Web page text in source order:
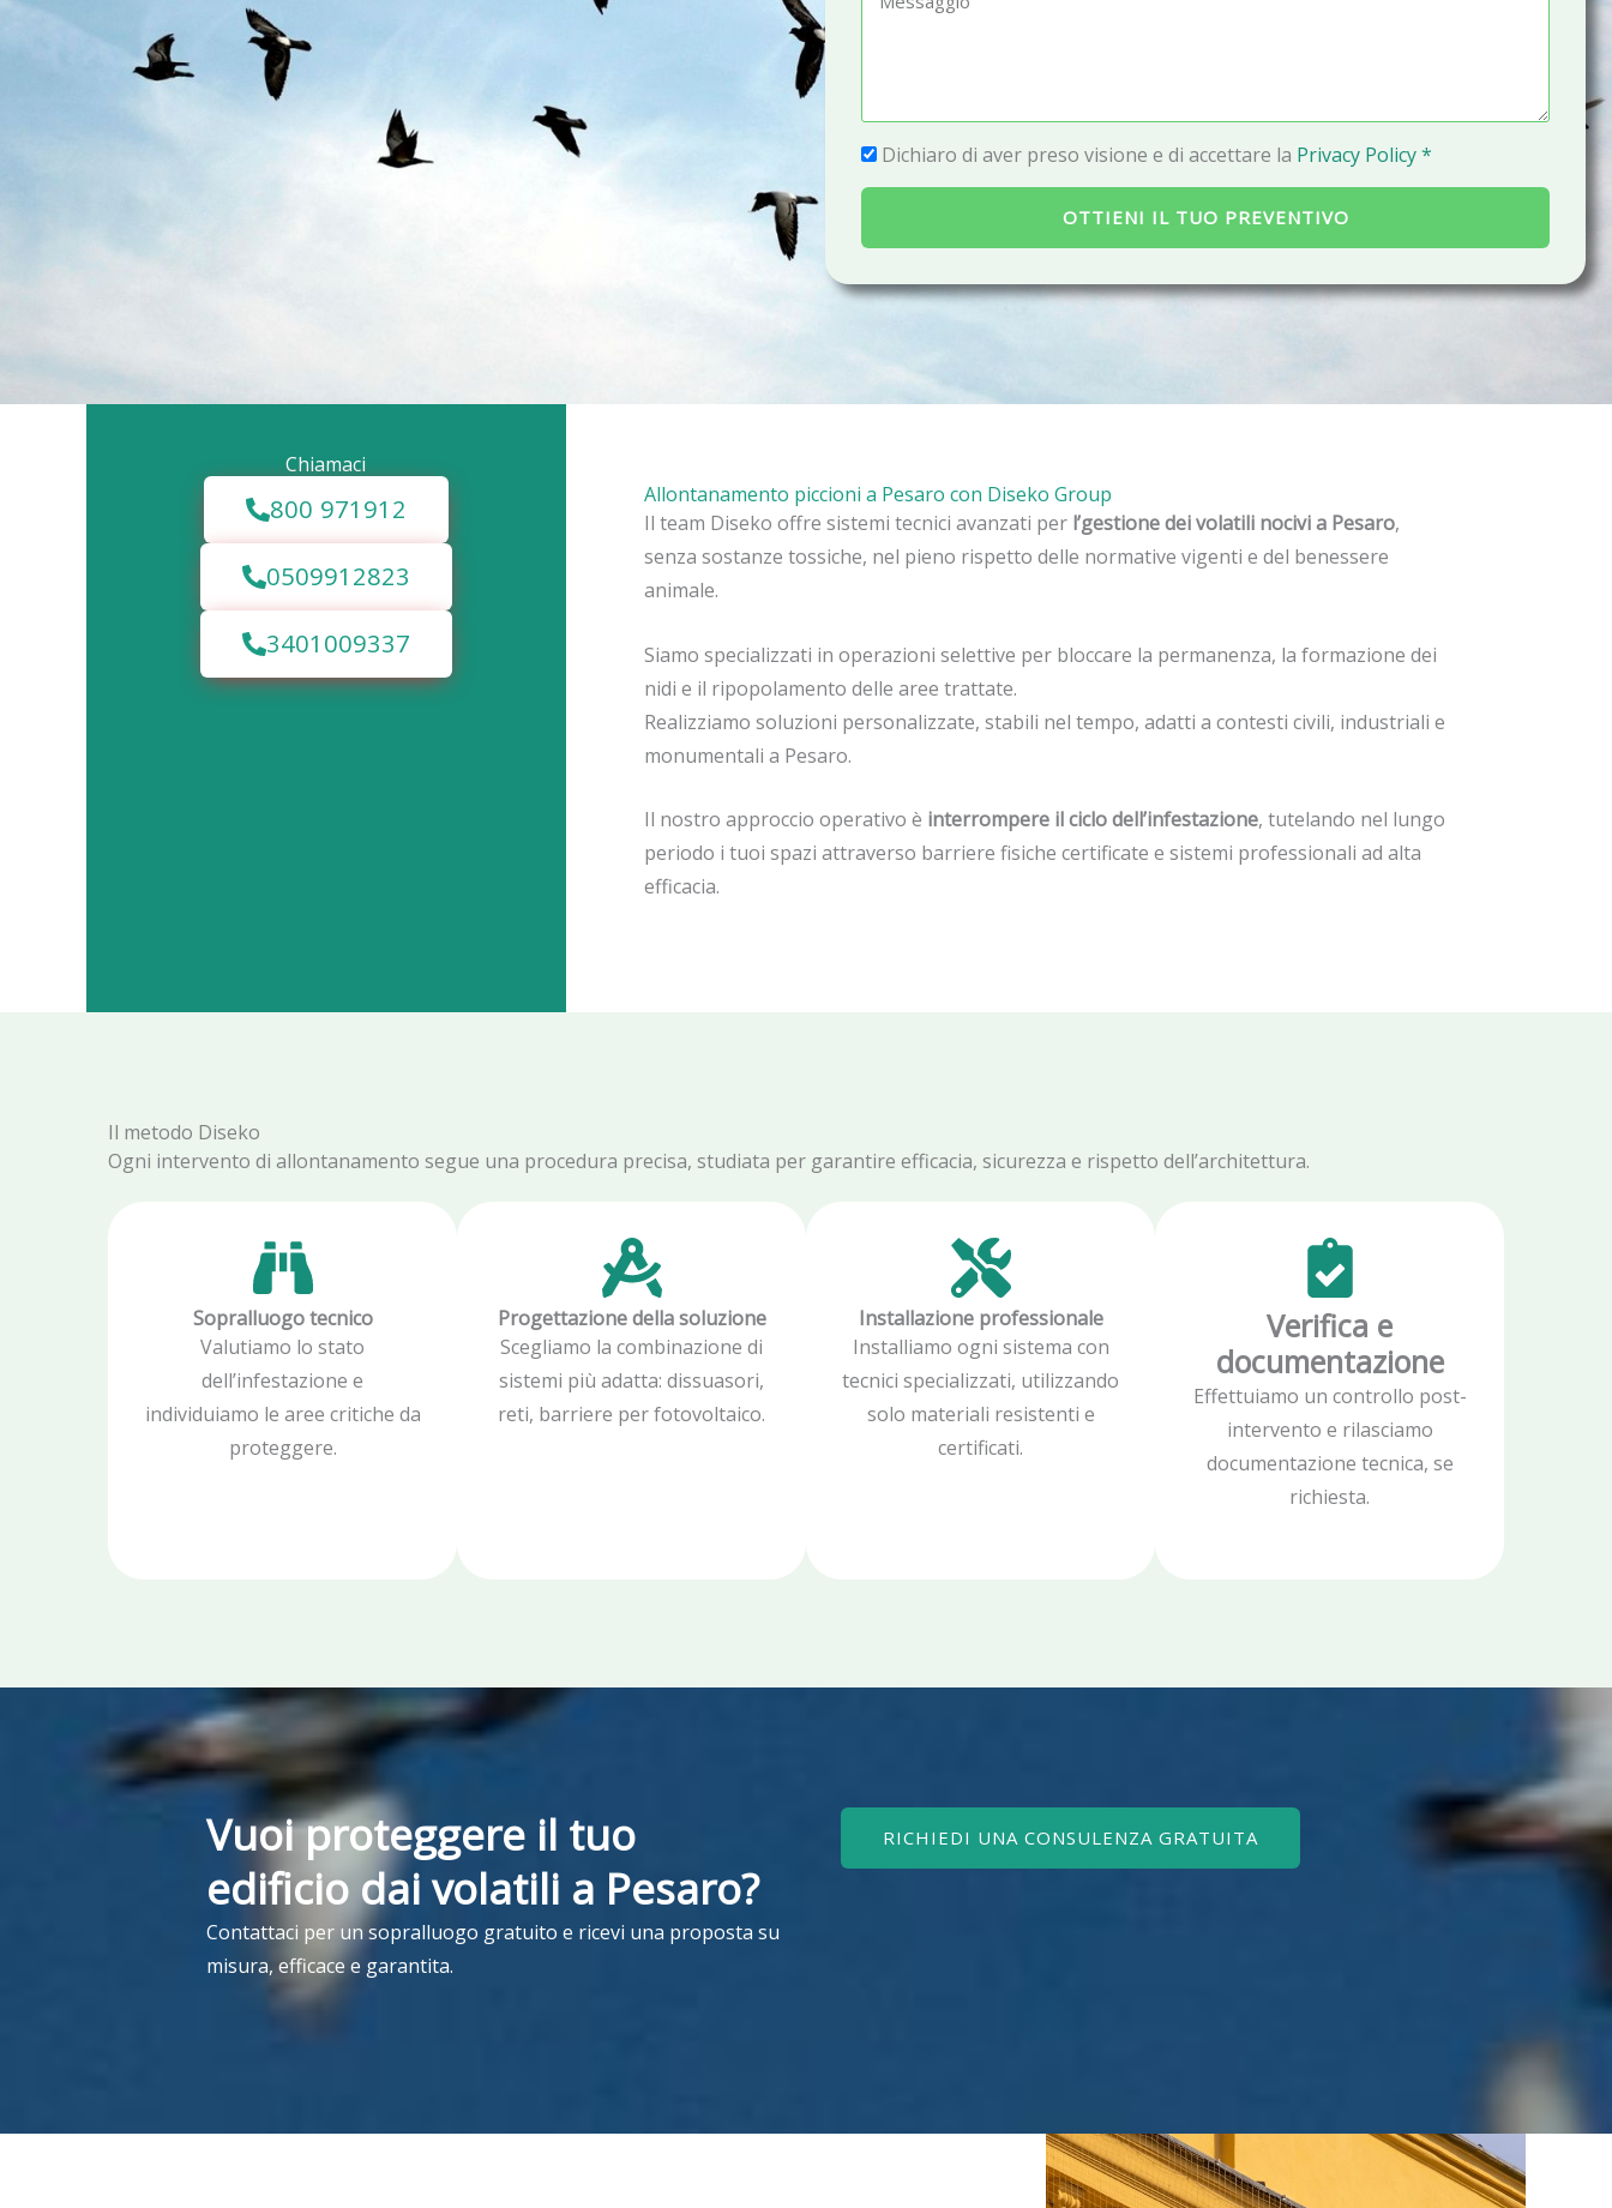
n
o
g
g
P
r
v
a
Dichiaro di aver preso visione e di accettare la Privacy Policy *
OTTIENI IL TUO PREVENTIVO
Allontanamento piccioni a Pesaro con Diseko Group
Il team Diseko offre sistemi tecnici avanzati per l’gestione dei volatili nocivi a Pesaro,
senza sostanze tossiche, nel pieno rispetto delle normative vigenti e del benessere
animale.
Siamo specializzati in operazioni selettive per bloccare la permanenza, la formazione dei
nidi e il ripopolamento delle aree trattate.
Realizziamo soluzioni personalizzate, stabili nel tempo, adatti a contesti civili, industriali e
monumentali a Pesaro.
Il nostro approccio operativo è interrompere il ciclo dell’infestazione, tutelando nel lungo
periodo i tuoi spazi attraverso barriere fisiche certificate e sistemi professionali ad alta
efficacia.
Chiamaci
800 971912
0509912823
3401009337
Il metodo Diseko
Ogni intervento di allontanamento segue una procedura precisa, studiata per garantire efficacia, sicurezza e rispetto dell’architettura.
Sopralluogo tecnico
Valutiamo lo stato
dell’infestazione e
individuiamo le aree critiche da
proteggere.
Progettazione della soluzione
Scegliamo la combinazione di
sistemi più adatta: dissuasori,
reti, barriere per fotovoltaico.
Installazione professionale
Installiamo ogni sistema con
tecnici specializzati, utilizzando
solo materiali resistenti e
certificati.
Verifica e
documentazione
Effettuiamo un controllo post-
intervento e rilasciamo
documentazione tecnica, se
richiesta.
Vuoi proteggere il tuo
edificio dai volatili a Pesaro?
Contattaci per un sopralluogo gratuito e ricevi una proposta su
misura, efficace e garantita.
RICHIEDI UNA CONSULENZA GRATUITA